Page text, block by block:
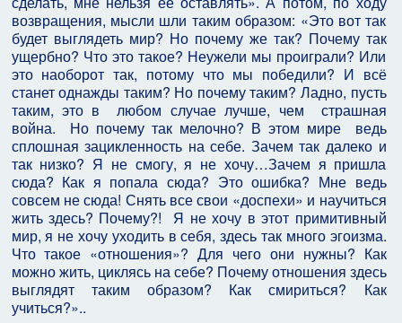
возвращения, мысли шли таким образом: «Это вот так
будет выглядеть мир? Но почему же так? Почему так
ущербно? Что это такое? Неужели мы проиграли? Или
это наоборот так, потому что мы победили? И всё
станет однажды таким? Но почему таким? Ладно, пусть
таким, это в любом случае лучше, чем страшная
война. Но почему так мелочно? В этом мире ведь
сплошная зацикленность на себе. Зачем так далеко и
так низко? Я не смогу, я не хочу…Зачем я пришла
сюда? Как я попала сюда? Это ошибка? Мне ведь
совсем не сюда! Снять все свои «доспехи» и научиться
жить здесь? Почему?! Я не хочу в этот примитивный
мир, я не хочу уходить в себя, здесь так много эгоизма.
Что такое «отношения»? Для чего они нужны? Как
можно жить, циклясь на себе? Почему отношения здесь
выглядят таким образом? Как смириться? Как
учиться?»..